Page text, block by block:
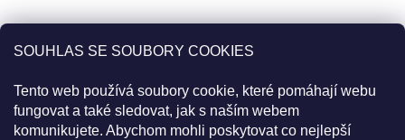
SOUHLAS SE SOUBORY COOKIES
Tento web používá soubory cookie, které pomáhají webu
fungovat a také sledovat, jak s naším webem
komunikujete. Abychom mohli poskytovat co nejlepší